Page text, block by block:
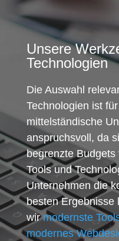
Unsere
Technologien
Die Auswahl
Technologien ist
mittelständische
anspruchsvoll, da
begrenzte
Tools und
Unternehmen die
besten Ergebnisse
wirmodernste
modernes